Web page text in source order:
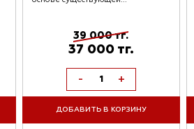
39 000 тг.
37 000 тг.
- +
ДОБАВИТЬ В КОРЗИНУ